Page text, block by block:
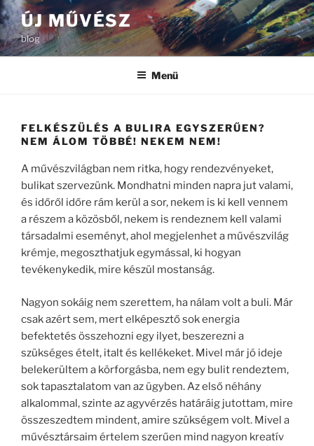
Tartalomhoz
ÚJ MŰVÉSZ
blog
Menü
FELKÉSZÜLÉS A BULIRA EGYSZERŰEN?
NEM ÁLOM TÖBBÉ! NEKEM NEM!
A művészvilágban nem ritka, hogy rendezvényeket,
bulikat szervezünk. Mondhatni minden napra jut valami,
és időről időre rám kerül a sor, nekem is ki kell vennem
a részem a közösből, nekem is rendeznem kell valami
társadalmi eseményt, ahol megjelenhet a művészvilág
krémje, megoszthatjuk egymással, ki hogyan
tevékenykedik, mire készül mostanság.
Nagyon sokáig nem szerettem, ha nálam volt a buli. Már
csak azért sem, mert elképesztő sok energia
befektetés összehozni egy ilyet, beszerezni a
szükséges ételt, italt és kellékeket. Mivel már jó ideje
belekerültem a körforgásba, nem egy bulit rendeztem,
sok tapasztalatom van az ügyben. Az első néhány
alkalommal, szinte az agyvérzés határáig jutottam, mire
összeszedtem mindent, amire szükségem volt. Mivel a
művésztársaim értelem szerűen mind nagyon kreatív